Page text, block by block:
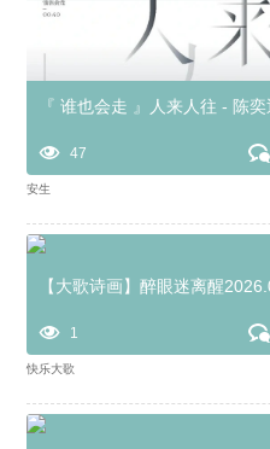
『 谁也会走 』人来人往 - 陈奕
47
安生
【大歌诗画】醉眼迷离醒
1
快乐大歌